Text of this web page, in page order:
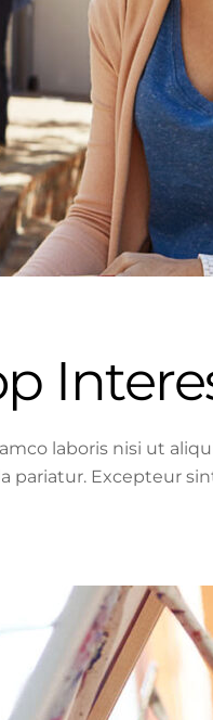
laboris nisi ut
pariatur. Excepteur